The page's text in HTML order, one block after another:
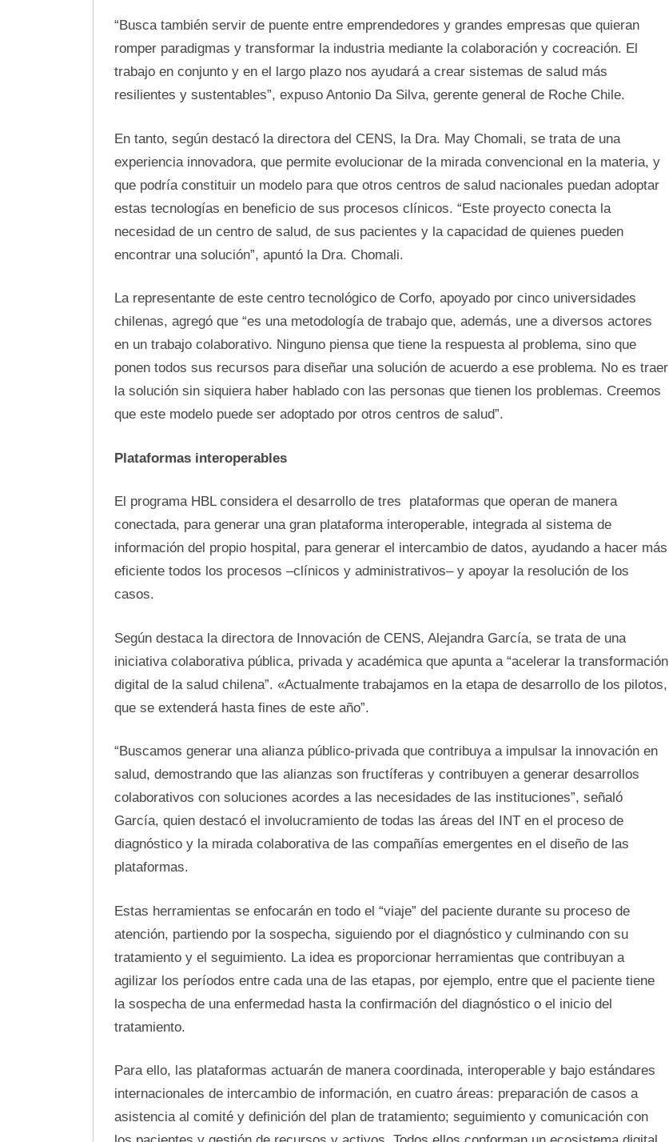
“Busca también servir de puente entre emprendedores y grandes empresas que quieran
romper paradigmas y transformar la industria mediante la colaboración y cocreación. El
trabajo en conjunto y en el largo plazo nos ayudará a crear sistemas de salud más
resilientes y sustentables”, expuso Antonio Da Silva, gerente general de Roche Chile.
En tanto, según destacó la directora del CENS, la Dra. May Chomali, se trata de una
experiencia innovadora, que permite evolucionar de la mirada convencional en la materia, y
que podría constituir un modelo para que otros centros de salud nacionales puedan adoptar
estas tecnologías en beneficio de sus procesos clínicos. “Este proyecto conecta la
necesidad de un centro de salud, de sus pacientes y la capacidad de quienes pueden
encontrar una solución”, apuntó la Dra. Chomali.
La representante de este centro tecnológico de Corfo, apoyado por cinco universidades
chilenas, agregó que “es una metodología de trabajo que, además, une a diversos actores
en un trabajo colaborativo. Ninguno piensa que tiene la respuesta al problema, sino que
ponen todos sus recursos para diseñar una solución de acuerdo a ese problema. No es traer
la solución sin siquiera haber hablado con las personas que tienen los problemas. Creemos
que este modelo puede ser adoptado por otros centros de salud”.
Plataformas interoperables
El programa HBL considera el desarrollo de tres plataformas que operan de manera
conectada, para generar una gran plataforma interoperable, integrada al sistema de
información del propio hospital, para generar el intercambio de datos, ayudando a hacer más
eficiente todos los procesos –clínicos y administrativos– y apoyar la resolución de los
casos.
Según destaca la directora de Innovación de CENS, Alejandra García, se trata de una
iniciativa colaborativa pública, privada y académica que apunta a “acelerar la transformación
digital de la salud chilena”. «Actualmente trabajamos en la etapa de desarrollo de los pilotos,
que se extenderá hasta fines de este año”.
“Buscamos generar una alianza público-privada que contribuya a impulsar la innovación en
salud, demostrando que las alianzas son fructíferas y contribuyen a generar desarrollos
colaborativos con soluciones acordes a las necesidades de las instituciones”, señaló
García, quien destacó el involucramiento de todas las áreas del INT en el proceso de
diagnóstico y la mirada colaborativa de las compañías emergentes en el diseño de las
plataformas.
Estas herramientas se enfocarán en todo el “viaje” del paciente durante su proceso de
atención, partiendo por la sospecha, siguiendo por el diagnóstico y culminando con su
tratamiento y el seguimiento. La idea es proporcionar herramientas que contribuyan a
agilizar los períodos entre cada una de las etapas, por ejemplo, entre que el paciente tiene
la sospecha de una enfermedad hasta la confirmación del diagnóstico o el inicio del
tratamiento.
Para ello, las plataformas actuarán de manera coordinada, interoperable y bajo estándares
internacionales de intercambio de información, en cuatro áreas: preparación de casos a
asistencia al comité y definición del plan de tratamiento; seguimiento y comunicación con